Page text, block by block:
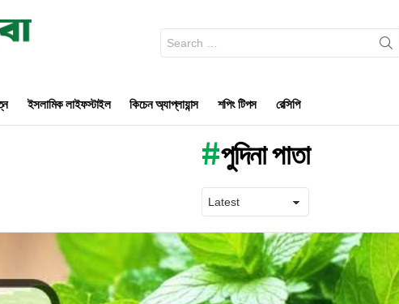
for:
ইসলামিক লাইফস্টাইল কিচেন অ্যাপ্লায়ান্স শপিং টিপস রেসিপি
পুদিনা পাতা
Latest
stories